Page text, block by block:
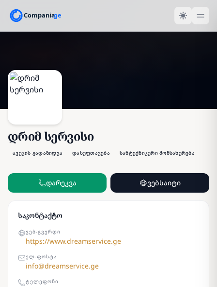
დრიმ სერვისი
ავეჯის გადაზიდვა დასუფთავება სანტექნიკური მომსახურება
დარეკვა ვებსაიტი
საკონტაქტო
ᲕᲔᲑ-ᲒᲕᲔᲠᲓᲘ
https://www.dreamservice.ge
ᲔᲚ-ᲤᲝᲡᲢᲐ
info@dreamservice.ge
ᲢᲔᲚᲔᲤᲝᲜᲘ